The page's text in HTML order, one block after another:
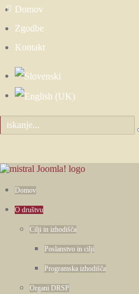
Domov
Zgodbe
Kontakt
Domov
O društvu
Cilji in izhodišča
Poslanstvo in cilji
Programska izhodišča
Organi DRSP